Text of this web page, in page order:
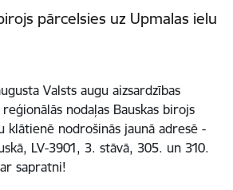
pārcelsies uz Upmalas ielu
Valsts augu aizsardzības
nodaļas Bauskas birojs
klātienē nodrošinās jaunā adresē -
LV-3901, 3. stāvā, 305. un 310.
sapratni!